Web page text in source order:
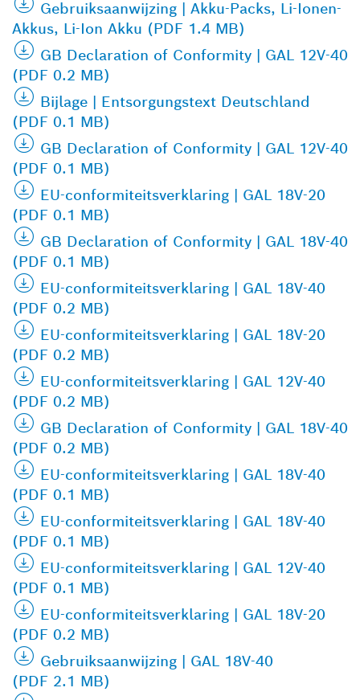
Gebruiksaanwijzing | Akku-Packs, Li-Ionen-
Akkus, Li-Ion Akku (PDF 1.4 MB)
GB Declaration of Conformity | GAL 12V-40
(PDF 0.2 MB)
Bijlage | Entsorgungstext Deutschland
(PDF 0.1 MB)
GB Declaration of Conformity | GAL 12V-40
(PDF 0.1 MB)
EU-conformiteitsverklaring | GAL 18V-20
(PDF 0.1 MB)
GB Declaration of Conformity | GAL 18V-40
(PDF 0.1 MB)
EU-conformiteitsverklaring | GAL 18V-40
(PDF 0.2 MB)
EU-conformiteitsverklaring | GAL 18V-20
(PDF 0.2 MB)
EU-conformiteitsverklaring | GAL 12V-40
(PDF 0.2 MB)
GB Declaration of Conformity | GAL 18V-40
(PDF 0.2 MB)
EU-conformiteitsverklaring | GAL 18V-40
(PDF 0.1 MB)
EU-conformiteitsverklaring | GAL 18V-40
(PDF 0.1 MB)
EU-conformiteitsverklaring | GAL 12V-40
(PDF 0.1 MB)
EU-conformiteitsverklaring | GAL 18V-20
(PDF 0.2 MB)
Gebruiksaanwijzing | GAL 18V-40
(PDF 2.1 MB)